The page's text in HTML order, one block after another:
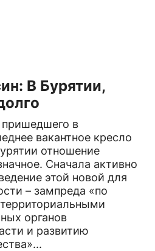
В Бурятии,
пришедшего в
вакантное кресло
отношение
Сначала активно
этой новой для
– зампреда «по
органов
и развитию